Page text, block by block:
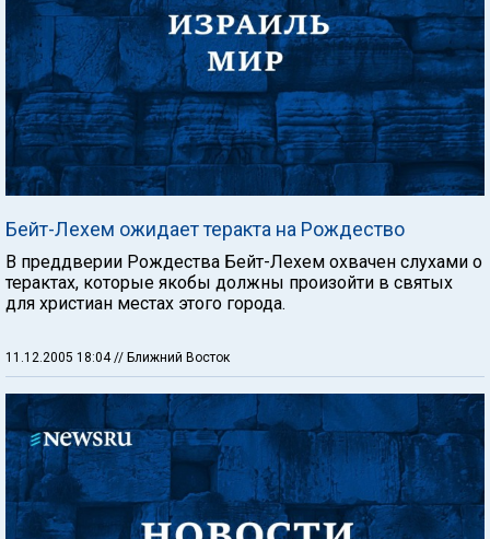
Бейт-Лехем ожидает теракта на Рождество
В преддверии Рождества Бейт-Лехем охвачен слухами о
терактах, которые якобы должны произойти в святых
для христиан местах этого города.
11.12.2005 18:04// Ближний Восток